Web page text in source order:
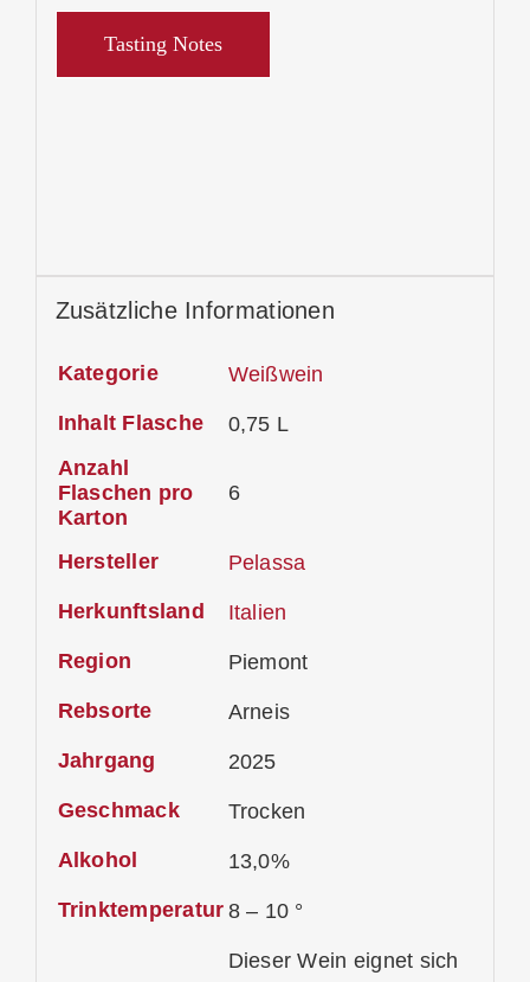
Tasting Notes
Zusätzliche Informationen
Kategorie Weißwein
Inhalt Flasche
0,75 L
Anzahl
Flaschen pro
Karton
6
Hersteller Pelassa
Herkunftsland Italien
Region Piemont
Rebsorte Arneis
Jahrgang 2025
Geschmack Trocken
Alkohol 13,0%
Trinktemperatur 8 – 10 °
Dieser Wein eignet sich